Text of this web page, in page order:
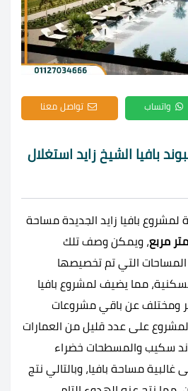
واتساب تواصل معنا
بافيا الشيخ زايد استغلال
بافيا زايد الجديدة مساحة
متر مربع، ويمكن وصف تلك
المساحات التي تم تخصيصها
مما يضيف لمشروع بافيا
ومختلف عن باقي مشروعات
المشروع على عدد قليل من العمارات
سكيب والمسطحات خضراء
مساحة بافيا، وبالتالي نتج